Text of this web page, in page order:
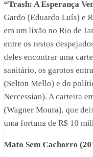
“Trash: A Esperança
Gardo (Eduardo Luís) e
em um lixão no Rio de
entre os restos
deles encontrar uma
sanitário, os garotos
(Selton Mello) e do
Nercessian). A carteira
(Wagner Moura), que
uma fortuna de R$ 10
Mato Sem Cachorro